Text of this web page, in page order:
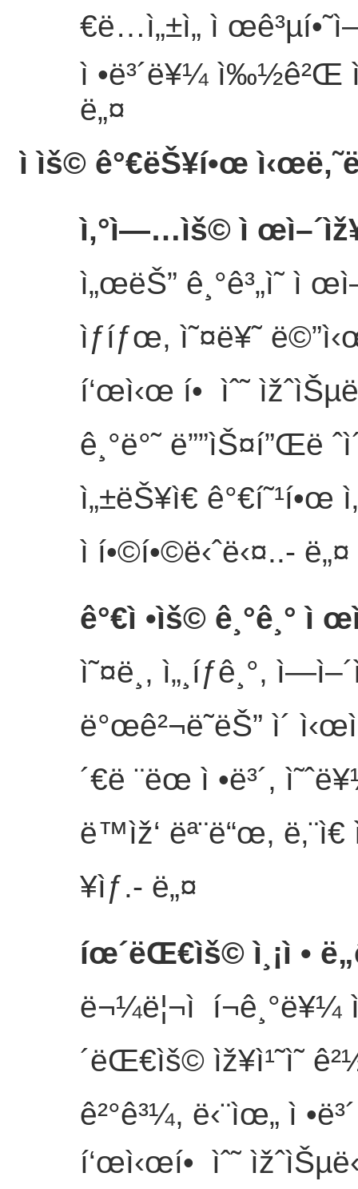
€ë…ì„±ì„ ì
ì •ë³´ë¥¼ ì‰½ê²Œ
ë„¤
ì ìš© ê°€ëŠ¥í•œ
ì‚°ì—…ìš© ì
ì„œëŠ” ê¸°ê³„ì˜ ì
ìƒíƒœ, ì˜¤ë¥˜
í‘œì‹œ í• ìˆ˜
ê¸°ë°˜ ë””ìŠ¤í”Œë
ì„±ëŠ¥ì€
ì í•©í•©ë‹ˆë‹¤..- ë„¤
ê°€ì •ìš© ê¸°ê¸° ì
ì˜¤ë¸, ì„¸íƒê¸°,
ë°œê²¬ë˜ëŠ” ì´
´€ë ¨ëœ ì •ë³´,
ë™ìž‘ ëª¨ë“œ,
¥ìƒ.- ë„¤
íœ´ëŒ€ìš© ì¸¡ì •
ë¬¼ë¦¬ì  í¬ê¸°ë¥¼
´ëŒ€ìš© ìž¥ì¹˜ì˜
ê²°ê³¼, ë‹¨ìœ„ ì
í‘œì‹œí• ìˆ˜